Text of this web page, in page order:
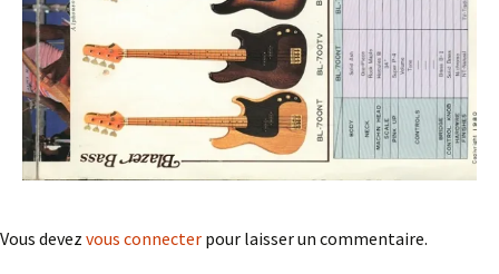
Vous devez vous connecter pour laisser un commentaire.